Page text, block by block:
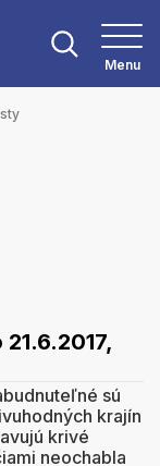
Menu
21.6.2017,
sú
krajín
krivé
neochabla